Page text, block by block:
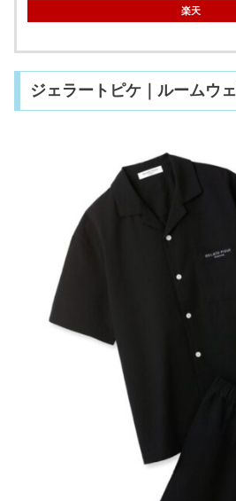
楽天
ジェラートピケ｜ルームウ